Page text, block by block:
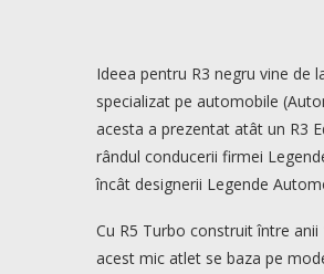
Ideea pentru R3 negru vine de
specializat pe automobile
acesta a prezentat atât un R3
rândul conducerii firmei
încât designerii Legende
Cu R5 Turbo construit între
acest mic atlet se baza pe